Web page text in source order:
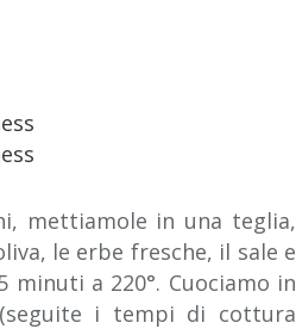
mettiamole in una teglia,
le erbe fresche, il sale e
a 220°. Cuociamo in
i tempi di cottura